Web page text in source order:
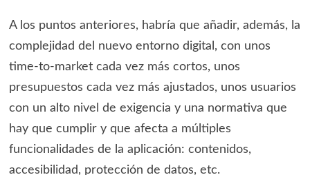
A los puntos anteriores, habría que añadir, además, la
complejidad del nuevo entorno digital, con unos
time-to-market cada vez más cortos, unos
presupuestos cada vez más ajustados, unos usuarios
con un alto nivel de exigencia y una normativa que
hay que cumplir y que afecta a múltiples
funcionalidades de la aplicación: contenidos,
accesibilidad, protección de datos, etc.